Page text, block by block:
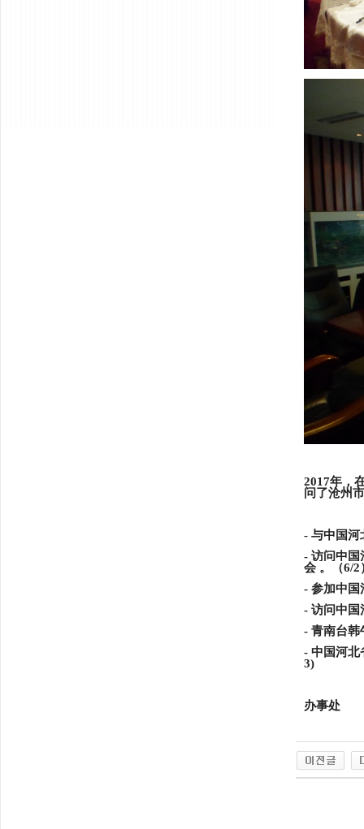
2017年，
问了沧州
- 与中国河
- 访问中国
会 。（6/2
- 参加中国
- 访问中国
- 青南台韩
- 中国河北
3)
办事处